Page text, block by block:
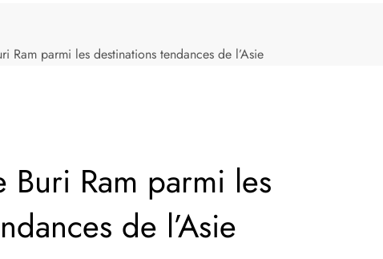
Ram parmi les destinations tendances de l’Asie
Buri Ram parmi les
de l’Asie